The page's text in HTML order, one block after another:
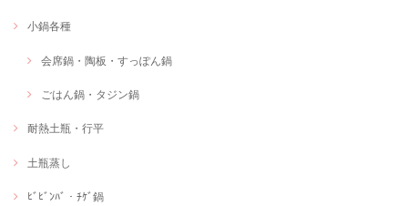
小鍋各種
会席鍋・陶板・すっぽん鍋
ごはん鍋・タジン鍋
耐熱土瓶・行平
土瓶蒸し
ﾋﾞﾋﾞﾝﾊﾞ・ﾁｹﾞ鍋